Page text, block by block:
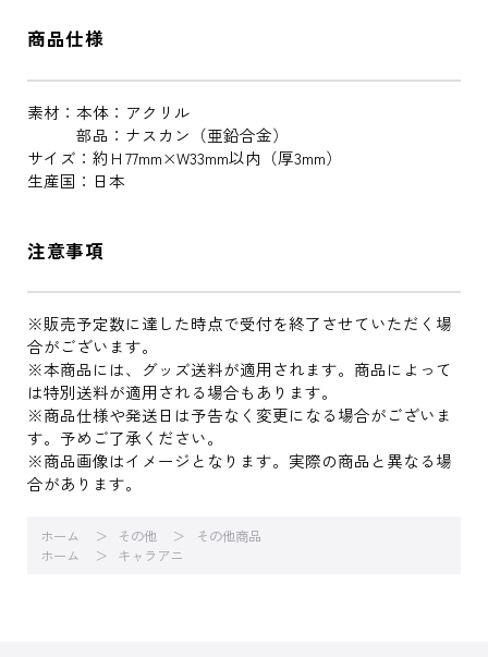
商品仕様
素材：本体：アクリル
部品：ナスカン（亜鉛合金）
サイズ：約Ｈ77mm×W33mm以内（厚3mm）
生産国：日本
注意事項
※販売予定数に達した時点で受付を終了させていただく場
合がございます。
※本商品には、グッズ送料が適用されます。商品によって
は特別送料が適用される場合もあります。
※商品仕様や発送日は予告なく変更になる場合がございま
す。予めご了承ください。
※商品画像はイメージとなります。実際の商品と異なる場
合があります。
ホーム その他
その他商品
ホーム
キャラアニ